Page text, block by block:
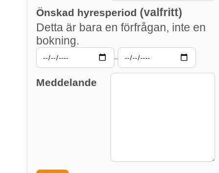
Önskad hyresperiod (valfritt)
Detta är bara en förfrågan, inte en
bokning.
–
Meddelande